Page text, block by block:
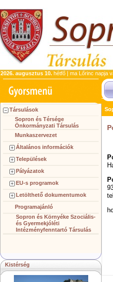
2026. augusztus 10. hétfő | ma Lőrinc napja
Társulások
Sopron és Térsége
Önkormányzati Társulás
Munkaszervezet
Általános információk
Települések
Pályázatok
EU-s programok
Letölthető dokumentumok
Programajánló
Sopron és Környéke Szociális-
és Gyermekjóléti
Intézményfenntartó Társulás
Kistérség